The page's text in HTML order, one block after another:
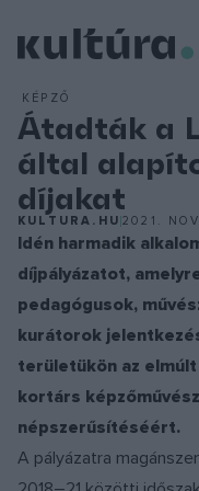
KÉPZŐ
Átadták a
által
díjakat
KULTURA.HU 2021.
Idén harmadik
díjpályázatot,
pedagógusok,
kurátorok
területükön az
kortárs
népszerűsítéséért.
A pályázatra